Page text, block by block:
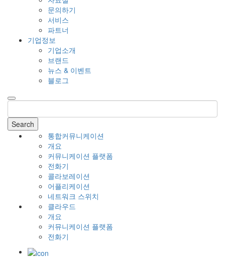
문의하기
서비스
파트너
기업정보
기업소개
브랜드
뉴스 & 이벤트
블로그
Search
통합커뮤니케이션
개요
커뮤니케이션 플랫폼
전화기
콜라보레이션
어플리케이션
네트워크 스위치
클라우드
개요
커뮤니케이션 플랫폼
전화기